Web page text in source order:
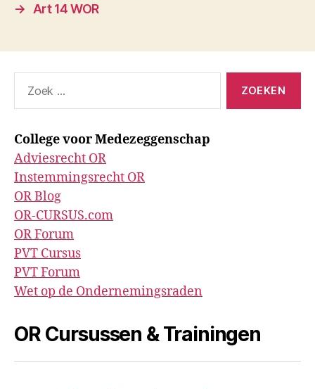
→
Art 14 WOR
naar:
College voor Medezeggenschap
Adviesrecht OR
Instemmingsrecht OR
OR Blog
OR-CURSUS.com
OR Forum
PVT Cursus
PVT Forum
Wet op de Ondernemingsraden
OR Cursussen & Trainingen